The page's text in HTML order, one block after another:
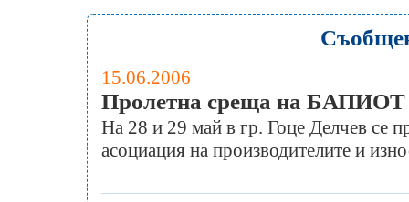
15.06.2006
Пролетна среща на БАПИОТ
На 28 и 29 май в гр. Гоце Делчев се
асоциация на производителите и